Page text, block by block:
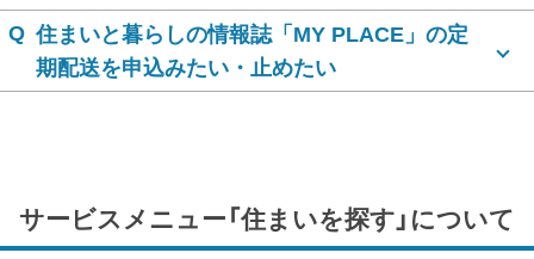
Q 住まいと暮らしの情報誌「MY PLACE」の定
期配送を申込みたい・止めたい
サービスメニュー 「住まいを探す」について